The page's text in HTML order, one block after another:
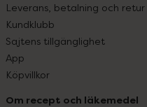
Leverans, betalning och retur
Kundklubb
Sajtens tillgänglighet
App
Köpvillkor
Om recept och läkemedel